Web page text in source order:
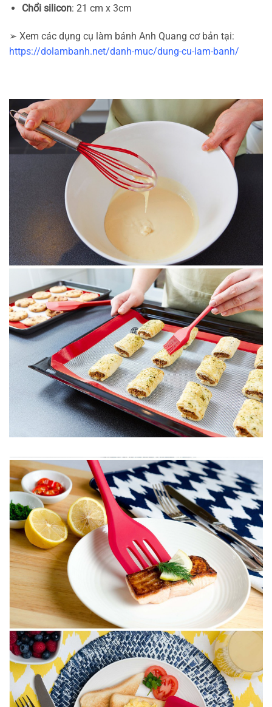
Chổi silicon: 21 cm x 3cm
➢ Xem các dụng cụ làm bánh Anh Quang cơ bản tại:
https://dolambanh.net/danh-muc/dung-cu-lam-banh/